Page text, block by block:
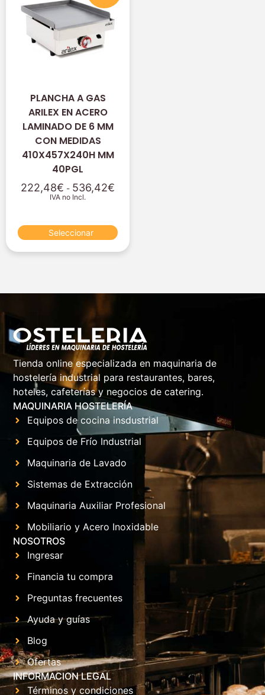
PLANCHA A GAS
ARILEX EN ACERO
LAMINADO DE 6 MM
CON MEDIDAS
410X457X240H MM
40PGL
222,48€ - 536,42€
IVA no Incl.
Seleccionar
Tienda online especializada en maquinaria de
hostelería industrial para restaurantes, bares,
hoteles, cafeterías y negocios de catering.
MAQUINARIA HOSTELERÍA
Equipos de cocina insdustrial
Equipos de Frío Industrial
Maquinaria de Lavado
Sistemas de Extracción
Maquinaria Auxiliar Profesional
Mobiliario y Acero Inoxidable
NOSOTROS
Ingresar
Financia tu compra
Preguntas frecuentes
Ayuda y guías
Blog
Ofertas
INFORMACION LEGAL
Términos y condiciones